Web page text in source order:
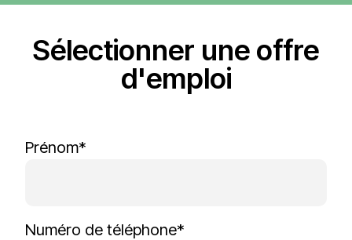
Sélectionner une offre
d'emploi
Prénom*
Numéro de téléphone*